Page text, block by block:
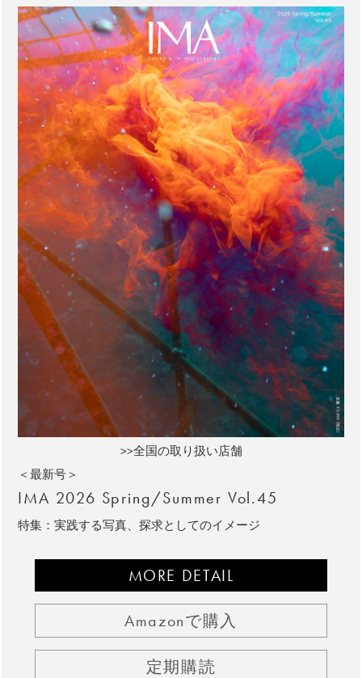
>>全国の取り扱い店舗
＜最新号＞
IMA 2026 Spring/Summer Vol.45
特集：実践する写真、探求としてのイメージ
MORE DETAIL
Amazonで購入
定期購読